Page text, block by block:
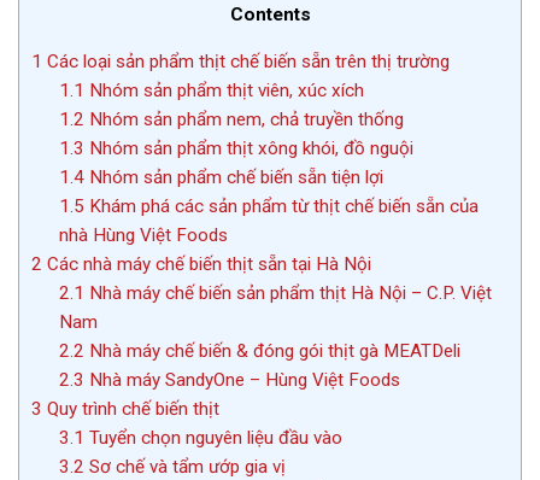
Contents
1 Các loại sản phẩm thịt chế biến sẵn trên thị trường
1.1 Nhóm sản phẩm thịt viên, xúc xích
1.2 Nhóm sản phẩm nem, chả truyền thống
1.3 Nhóm sản phẩm thịt xông khói, đồ nguội
1.4Nhóm sản phẩm chế biến sẵn tiện lợi
1.5 Khám phá các sản phẩm từ thịt chế biến sẵn của
nhà Hùng Việt Foods
2 Các nhà máy chế biến thịt sẵn tại Hà Nội
2.1 Nhà máy chế biến sản phẩm thịt Hà Nội – C.P. Việt
Nam
2.2 Nhà máy chế biến & đóng gói thịt gà MEATDeli
2.3 Nhà máy SandyOne – Hùng Việt Foods
3 Quy trình chế biến thịt
3.1 Tuyển chọn nguyên liệu đầu vào
3.2 Sơ chế và tẩm ướp gia vị